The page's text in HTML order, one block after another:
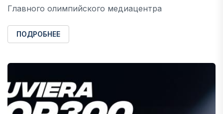
Главного олимпийского медиацентра
ПОДРОБНЕЕ